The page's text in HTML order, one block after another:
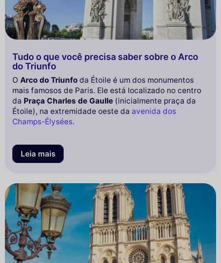
Tudo o que você precisa saber sobre o Arco
do Triunfo
O Arco do Triunfo da Étoile é um dos monumentos
mais famosos de Paris. Ele está localizado no centro
da Praça Charles de Gaulle (inicialmente praça da
Étoile), na extremidade oeste da avenida dos
Champs-Élysées.
Leia mais